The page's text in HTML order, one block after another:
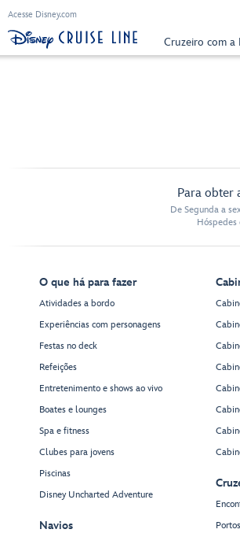
Acesse Disney.com
Cruzeiro com a
Para obter
De Segunda a
Hóspedes
O que há para fazer
Atividades a bordo
Experiências com personagens
Festas no deck
Refeições
Entretenimento e shows ao vivo
Boates e lounges
Spa e fitness
Clubes para jovens
Piscinas
Disney Uncharted Adventure
Navios